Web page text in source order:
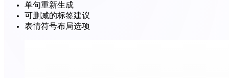
单句重新生成
可删减的标签建议
表情符号布局选项